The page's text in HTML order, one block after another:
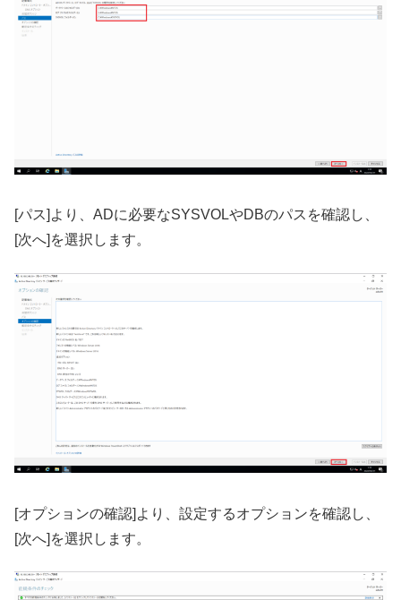
[パス]より、ADに必要なSYSVOLやDBのパスを確認し、
[次へ]を選択します。
[オプションの確認]より、設定するオプションを確認し、
[次へ]を選択します。